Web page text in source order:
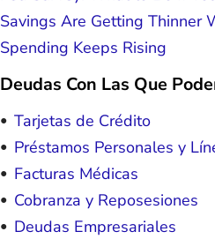
Savings Are Getting Thinner
Spending Keeps Rising
Deudas Con Las Que
Tarjetas de Crédito
Préstamos Personales y
Facturas Médicas
Cobranza y Reposesiones
Deudas Empresariales